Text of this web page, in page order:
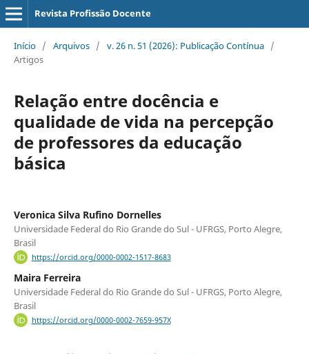
Revista Profissão Docente
Início / Arquivos / v. 26 n. 51 (2026): Publicação Contínua /
Artigos
Relação entre docência e
qualidade de vida na percepção
de professores da educação
básica
Veronica Silva Rufino Dornelles
Universidade Federal do Rio Grande do Sul - UFRGS, Porto Alegre,
Brasil
https://orcid.org/0000-0002-1517-8683
Maira Ferreira
Universidade Federal do Rio Grande do Sul - UFRGS, Porto Alegre,
Brasil
https://orcid.org/0000-0002-7659-957X